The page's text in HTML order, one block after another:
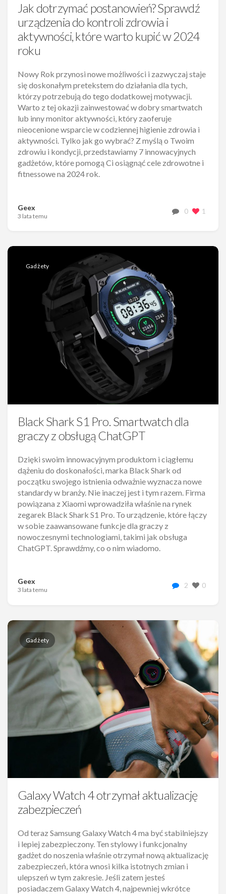
Jak dotrzymać postanowień? Sprawdź
urządzenia do kontroli zdrowia i
aktywności, które warto kupić w 2024
roku
Nowy Rok przynosi nowe możliwości i zazwyczaj staje
się doskonałym pretekstem do działania dla tych,
którzy potrzebują do tego dodatkowej motywacji.
Warto z tej okazji zainwestować w dobry smartwatch
lub inny monitor aktywności, który zaoferuje
nieocenione wsparcie w codziennej higienie zdrowia i
aktywności. Tylko jak go wybrać? Z myślą o Twoim
zdrowiu i kondycji, przedstawiamy 7 innowacyjnych
gadżetów, które pomogą Ci osiągnąć cele zdrowotne i
fitnessowe na 2024 rok.
Geex
3 lata temu
0 1
Gadżety
Black Shark S1 Pro. Smartwatch dla
graczy z obsługą ChatGPT
Dzięki swoim innowacyjnym produktom i ciągłemu
dążeniu do doskonałości, marka Black Shark od
początku swojego istnienia odważnie wyznacza nowe
standardy w branży. Nie inaczej jest i tym razem. Firma
powiązana z Xiaomi wprowadziła właśnie na rynek
zegarek Black Shark S1 Pro. To urządzenie, które łączy
w sobie zaawansowane funkcje dla graczy z
nowoczesnymi technologiami, takimi jak obsługa
ChatGPT. Sprawdźmy, co o nim wiadomo.
Geex
3 lata temu
2 0
Gadżety
Galaxy Watch 4 otrzymał aktualizację
zabezpieczeń
Od teraz Samsung Galaxy Watch 4 ma być stabilniejszy
i lepiej zabezpieczony. Ten stylowy i funkcjonalny
gadżet do noszenia właśnie otrzymał nową aktualizację
zabezpieczeń, która wnosi kilka istotnych zmian i
ulepszeń w tym zakresie. Jeśli zatem jesteś
posiadaczem Galaxy Watch 4, najpewniej wkrótce